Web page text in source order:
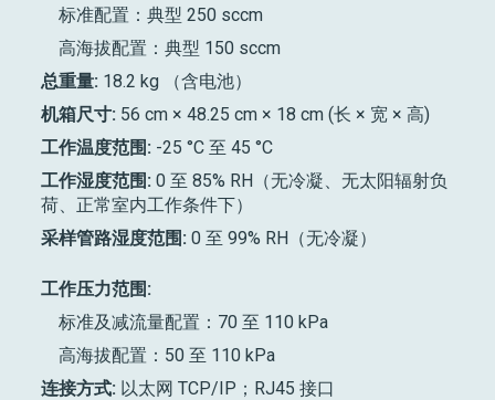
标准配置：典型 250 sccm
高海拔配置：典型 150 sccm
总重量: 18.2 kg （含电池）
机箱尺寸: 56 cm × 48.25 cm × 18 cm (长 × 宽 × 高)
工作温度范围: -25 °C 至 45 °C
工作湿度范围: 0 至 85% RH（无冷凝、无太阳辐射负
荷、正常室内工作条件下）
采样管路湿度范围: 0 至 99% RH（无冷凝）
工作压力范围:
标准及减流量配置：70 至 110 kPa
高海拔配置：50 至 110 kPa
连接方式: 以太网 TCP/IP；RJ45 接口